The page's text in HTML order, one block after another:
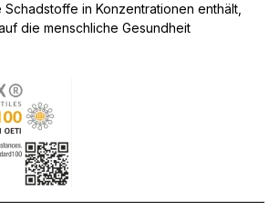
in Konzentrationen enthält,
die menschliche Gesundheit